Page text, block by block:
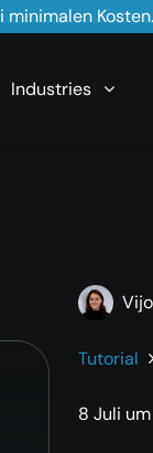
Industries
Tutorial
8 Juli